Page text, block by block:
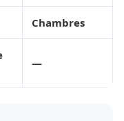
Chambres
—